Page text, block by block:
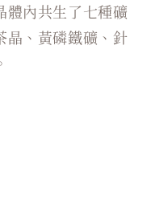
體內共生了七種礦
晶、黃磷鐵礦、針